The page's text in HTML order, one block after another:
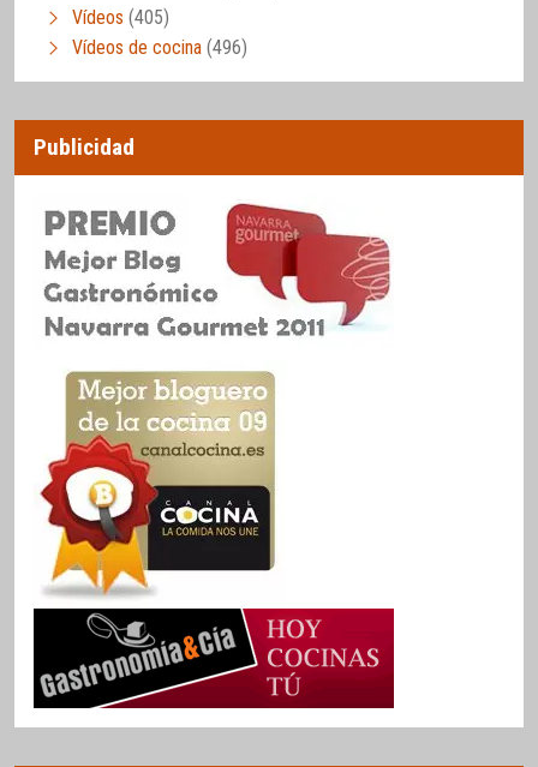
Vídeos (405)
Vídeos de cocina (496)
Publicidad